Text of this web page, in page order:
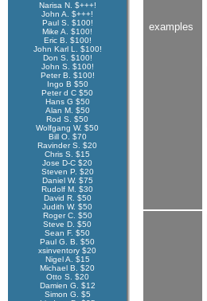
Narisa N. $+++!
John A. $+++!
Paul S. $100!
Mike A. $100!
Eric B. $100!
John Karl L. $100!
Don S. $100!
John S. $100!
Peter B. $100!
Ingo B $50
Peter d C $50
Hans G $50
Alan M. $50
Rod S. $50
Wolfgang W. $50
Bill O. $70
Ravinder S. $20
Chris S. $15
Jose D-C $20
Steven P. $20
Daniel W. $75
Rudolf M. $30
David R. $50
Judith W. $50
Roger C. $50
Steve D. $50
Sean F. $50
Paul G. B. $50
xsinventory $20
Nigel A. $15
Michael B. $20
Otto S. $20
Damien G. $12
Simon G. $5
examples